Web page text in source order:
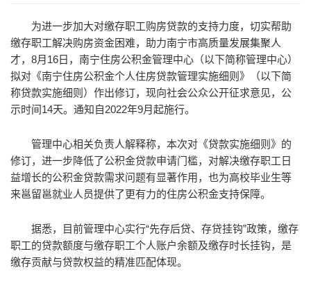
为进一步加大对缴存职工购房贷款的支持力度，切实帮助
缴存职工解决购房资金困难，助力南宁市高质量发展集聚人
才，8月16日，南宁住房公积金管理中心（以下简称管理中心）
拟对《南宁住房公积金个人住房贷款管理实施细则》（以下简
称贷款实施细则）作出修订，现向社会公众公开征求意见，公
示时间14天。通知自2022年9月起施行。
管理中心相关负责人解释称，本次对《贷款实施细则》的
修订，进一步降低了公积金贷款申请门槛，对解决缴存职工日
益增长的公积金贷款需求问题有显著作用，也为高校毕业生等
来邕留邕就业人员提供了更有力的住房公积金支持保障。
据悉，目前管理中心实行“先存后贷、存贷挂钩”政策，缴存
职工的贷款额度与缴存职工个人账户余额及缴存时长挂钩，是
缴存贡献与贷款权益的精准匹配体现。